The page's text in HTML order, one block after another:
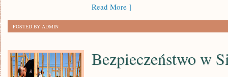
Read More ]
POSTED BY ADMIN
Bezpieczeństwo w